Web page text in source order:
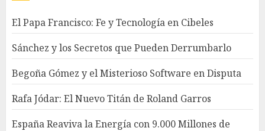
El Papa Francisco: Fe y Tecnología en Cibeles
Sánchez y los Secretos que Pueden Derrumbarlo
Begoña Gómez y el Misterioso Software en Disputa
Rafa Jódar: El Nuevo Titán de Roland Garros
España Reaviva la Energía con 9.000 Millones de